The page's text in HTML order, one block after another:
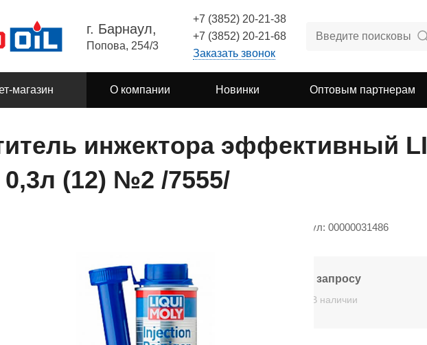
г. Барнаул,
Попова, 254/3
+7 (3852) 20-21-38
+7 (3852) 20-21-68
Заказать звонок
магазин О компании Новинки Оптовым партнерам
инжектора эффективный
0,3л (12) №2 /7555/
Артикул: 00000031486
По запросу
В наличии